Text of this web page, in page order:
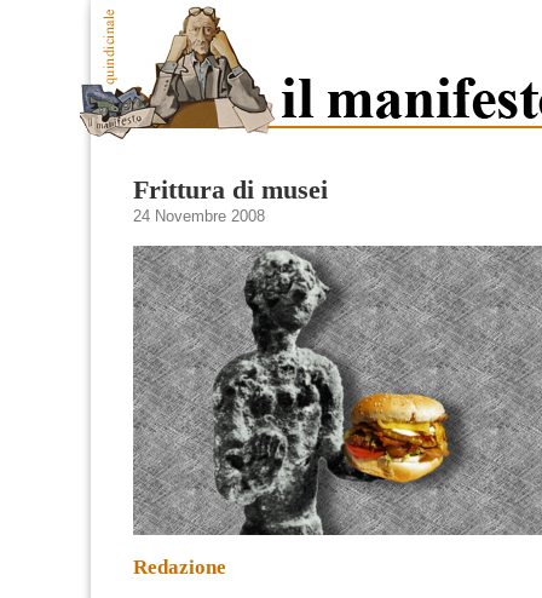
Frittura di musei
24 Novembre 2008
Redazione